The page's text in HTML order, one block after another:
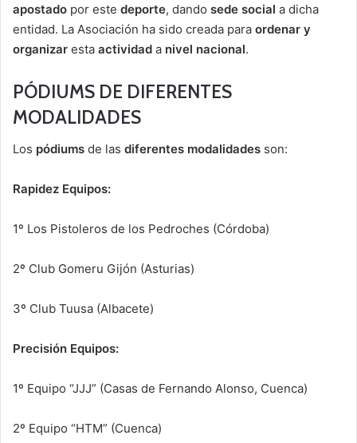
apostado por este deporte, dando sede social a dicha
entidad. La Asociación ha sido creada para ordenar y
organizar esta actividad a nivel nacional.
PÓDIUMS DE DIFERENTES
MODALIDADES
Los pódiums de las diferentes modalidades son:
Rapidez Equipos:
1º Los Pistoleros de los Pedroches (Córdoba)
2º Club Gomeru Gijón (Asturias)
3º Club Tuusa (Albacete)
Precisión Equipos:
1º Equipo “JJJ” (Casas de Fernando Alonso, Cuenca)
2º Equipo “HTM” (Cuenca)